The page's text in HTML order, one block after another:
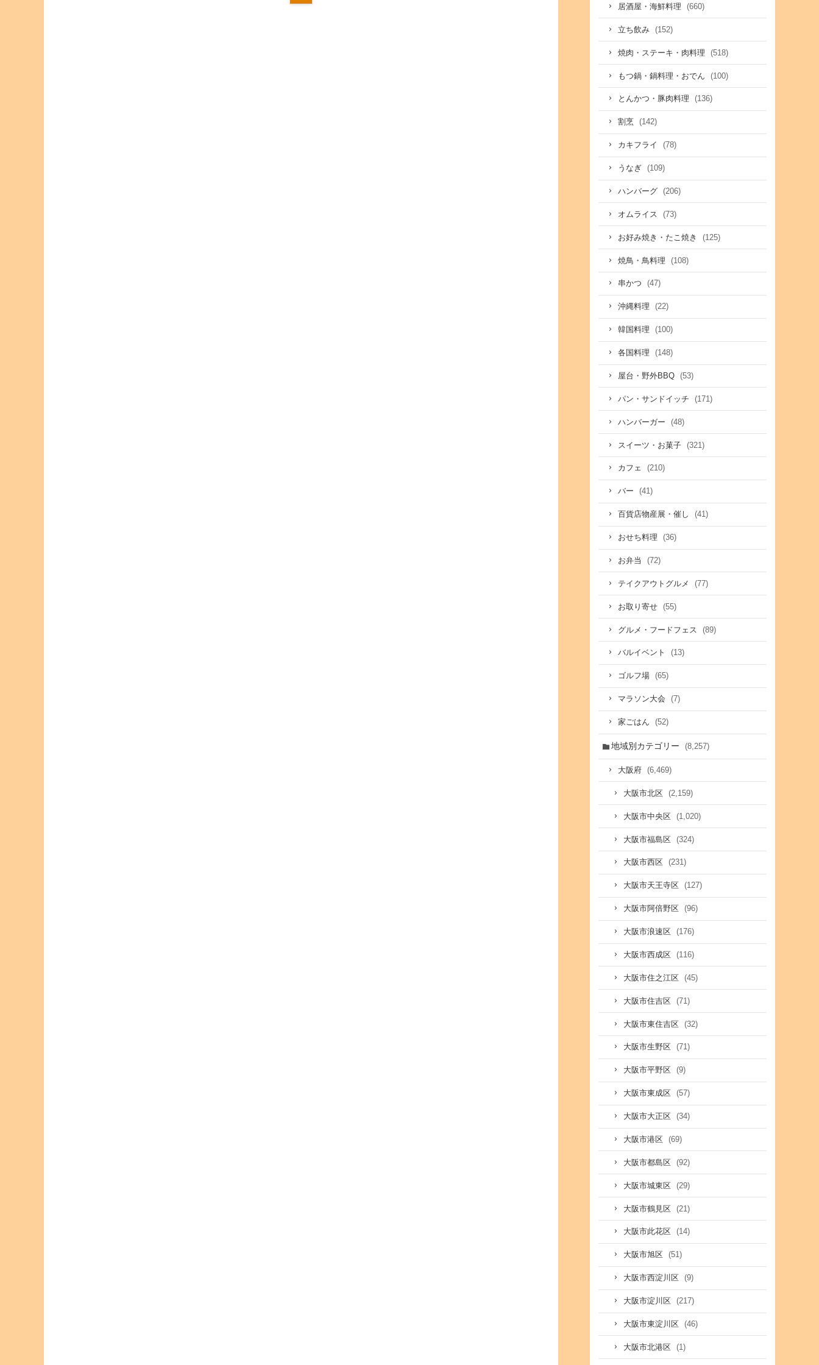
居酒屋・海鮮料理 (660)
立ち飲み (152)
焼肉・ステーキ・肉料理 (518)
もつ鍋・鍋料理・おでん (100)
とんかつ・豚肉料理 (136)
割烹 (142)
カキフライ (78)
うなぎ (109)
ハンバーグ (206)
オムライス (73)
お好み焼き・たこ焼き (125)
焼鳥・鳥料理 (108)
串かつ (47)
沖縄料理 (22)
韓国料理 (100)
各国料理 (148)
屋台・野外BBQ (53)
パン・サンドイッチ (171)
ハンバーガー (48)
スイーツ・お菓子 (321)
カフェ (210)
バー (41)
百貨店物産展・催し (41)
おせち料理 (36)
お弁当 (72)
テイクアウトグルメ (77)
お取り寄せ (55)
グルメ・フードフェス (89)
バルイベント (13)
ゴルフ場 (65)
マラソン大会 (7)
家ごはん (52)
地域別カテゴリー (8,257)
大阪府 (6,469)
大阪市北区 (2,159)
大阪市中央区 (1,020)
大阪市福島区 (324)
大阪市西区 (231)
大阪市天王寺区 (127)
大阪市阿倍野区 (96)
大阪市浪速区 (176)
大阪市西成区 (116)
大阪市住之江区 (45)
大阪市住吉区 (71)
大阪市東住吉区 (32)
大阪市生野区 (71)
大阪市平野区 (9)
大阪市東成区 (57)
大阪市大正区 (34)
大阪市港区 (69)
大阪市都島区 (92)
大阪市城東区 (29)
大阪市鶴見区 (21)
大阪市此花区 (14)
大阪市旭区 (51)
大阪市西淀川区 (9)
大阪市淀川区 (217)
大阪市東淀川区 (46)
大阪市北港区 (1)